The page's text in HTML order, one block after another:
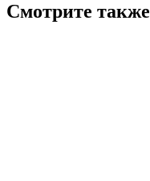
Смотрите также